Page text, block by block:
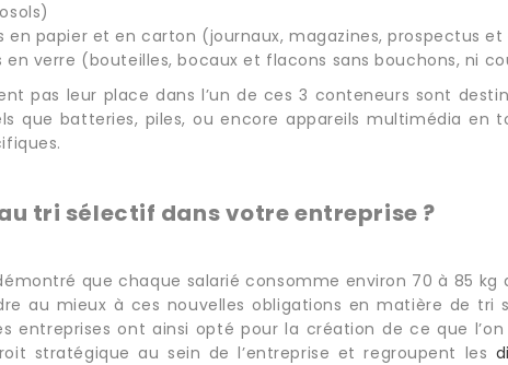
en papier et en carton (journaux, magazines, prospectus et
en verre (bouteilles, bocaux et flacons sans bouchons, ni
pas leur place dans l’un de ces 3 conteneurs sont
que batteries, piles, ou encore appareils multimédia en
tri sélectif dans votre entreprise ?
que chaque salarié consomme environ 70 à 85
au mieux à ces nouvelles obligations en matière de tri
entreprises ont ainsi opté pour la création de ce que l’on
stratégique au sein de l’entreprise et regroupent les